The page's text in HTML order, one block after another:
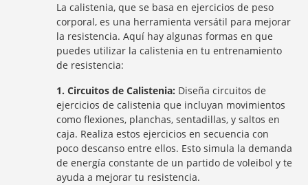
La calistenia, que se basa en ejercicios de peso
corporal, es una herramienta versátil para mejorar
la resistencia. Aquí hay algunas formas en que
puedes utilizar la calistenia en tu entrenamiento
de resistencia:
1. Circuitos de Calistenia: Diseña circuitos de
ejercicios de calistenia que incluyan movimientos
como flexiones, planchas, sentadillas, y saltos en
caja. Realiza estos ejercicios en secuencia con
poco descanso entre ellos. Esto simula la demanda
de energía constante de un partido de voleibol y te
ayuda a mejorar tu resistencia.